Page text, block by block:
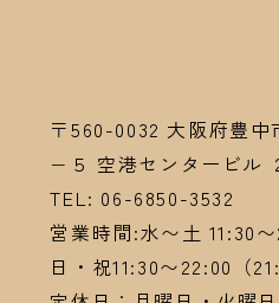
〒560-0032 大阪府豊中
−５ 空港センタービル
TEL: 06-6850-3532
営業時間:水〜土 11:30
日・祝11:30〜22:00（